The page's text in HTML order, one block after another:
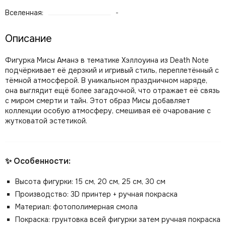
Вселенная:
-
Описание
Фигурка Мисы Аманэ в тематике Хэллоуина из Death Note
подчёркивает её дерзкий и игривый стиль, переплетённый с
тёмной атмосферой. В уникальном праздничном наряде,
она выглядит ещё более загадочной, что отражает её связь
с миром смерти и тайн. Этот образ Мисы добавляет
коллекции особую атмосферу, смешивая её очарование с
жутковатой эстетикой.
✨ Особенности:
Высота фигурки: 15 см, 20 см, 25 см, 30 см
Производство: 3D принтер + ручная покраска
Материал: фотополимерная смола
Покраска: грунтовка всей фигурки затем ручная покраска